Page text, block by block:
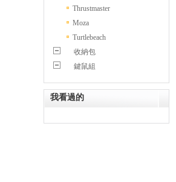
Thrustmaster
Moza
Turtlebeach
收納包
鍵鼠組
我看過的